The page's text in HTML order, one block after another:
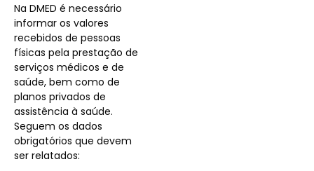
Na DMED é necessário
informar os valores
recebidos de pessoas
físicas pela prestação de
serviços médicos e de
saúde, bem como de
planos privados de
assistência à saúde.
Seguem os dados
obrigatórios que devem
ser relatados: